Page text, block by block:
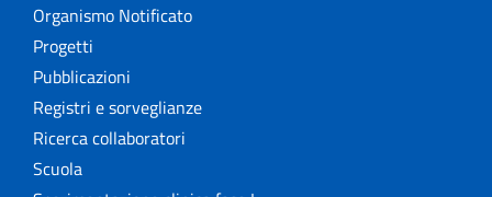
Organismo Notificato
Progetti
Pubblicazioni
Registri e sorveglianze
Ricerca collaboratori
Scuola